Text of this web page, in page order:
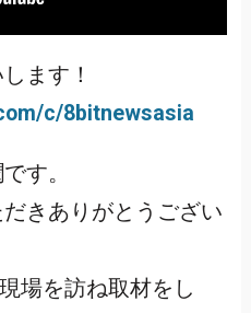
ます！
c/8bitnewsasia
す。
きありがとうござい
場を訪ね取材をし